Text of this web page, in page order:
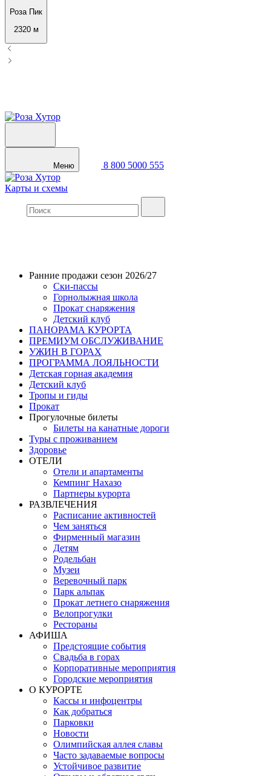
Роза Пик
2320 м
Меню 8 800 5000 555
Карты и схемы
Ранние продажи сезон 2026/27
Ски-пассы
Горнолыжная школа
Прокат снаряжения
Детский клуб
ПАНОРАМА КУРОРТА
ПРЕМИУМ ОБСЛУЖИВАНИЕ
УЖИН В ГОРАХ
ПРОГРАММА ЛОЯЛЬНОСТИ
Детская горная академия
Детский клуб
Тропы и гиды
Прокат
Прогулочные билеты
Билеты на канатные дороги
Туры с проживанием
Здоровье
ОТЕЛИ
Отели и апартаменты
Кемпинг Нахазо
Партнеры курорта
РАЗВЛЕЧЕНИЯ
Расписание активностей
Чем заняться
Фирменный магазин
Детям
Родельбан
Музеи
Веревочный парк
Парк альпак
Прокат летнего снаряжения
Велопрогулки
Рестораны
АФИША
Предстоящие события
Свадьба в горах
Корпоративные мероприятия
Городские мероприятия
О КУРОРТЕ
Кассы и инфоцентры
Как добраться
Парковки
Новости
Олимпийская аллея славы
Часто задаваемые вопросы
Устойчивое развитие